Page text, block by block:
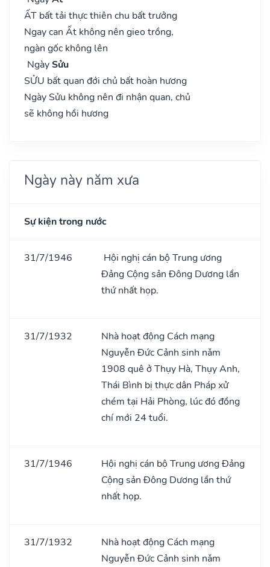
ẤT bất tải thực thiên chu bất trưởng
Ngay can Ất không nên gieo trồng,
ngàn gốc không lên
NgàySửu
SỬU bất quan đới chủ bất hoàn hương
Ngày Sửu không nên đi nhận quan, chủ
sẽ không hồi hương
Ngày này năm xưa
Sự kiện trong nước
31/7/1946
Hội nghị cán bộ Trung ương
Đảng Cộng sản Đông Dương lần
thứ nhất họp.
31/7/1932
Nhà hoạt động Cách mạng
Nguyễn Đức Cảnh sinh nǎm
1908 quê ở Thụy Hà, Thụy Anh,
Thái Bình bị thực dân Pháp xử
chém tại Hải Phòng, lúc đó đồng
chí mới 24 tuổi.
31/7/1946
Hội nghị cán bộ Trung ương Đảng
Cộng sản Đông Dương lần thứ
nhất họp.
31/7/1932
Nhà hoạt động Cách mạng
Nguyễn Đức Cảnh sinh nǎm